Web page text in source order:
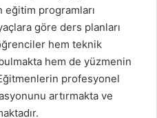
eğitim programları
göre ders planları
hem teknik
hem de yüzmenin
profesyonel
artırmakta ve